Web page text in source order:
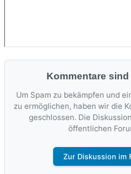
Kommentare
Um Spam zu bekämpfen und
zu ermöglichen, haben wir die
geschlossen. Die
öffentlichen
Zur Diskussion im